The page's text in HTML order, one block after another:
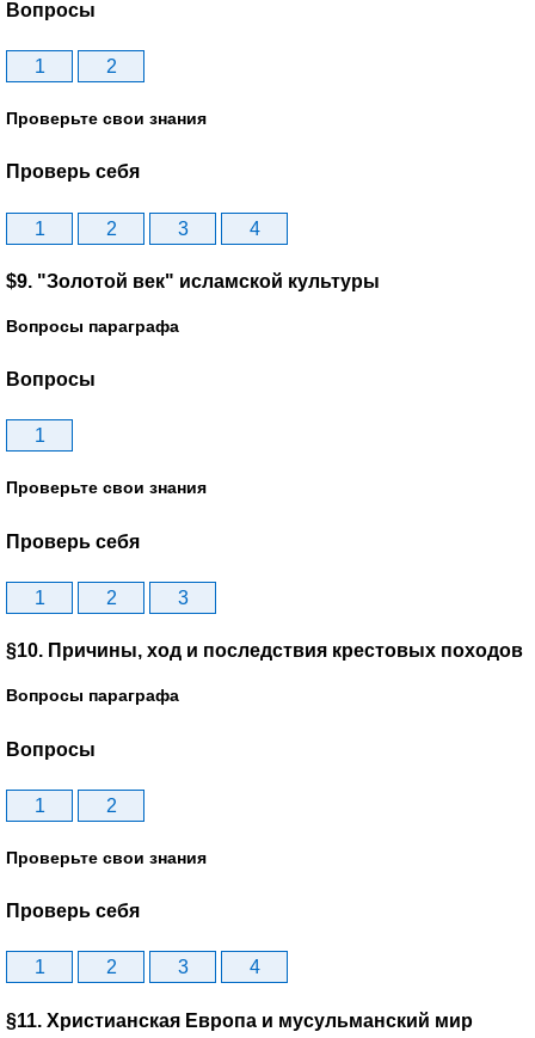
Вопросы
1 2
Проверьте свои знания
Проверь себя
1 2 3 4
$9. "Золотой век" исламской культуры
Вопросы параграфа
Вопросы
1
Проверьте свои знания
Проверь себя
1 2 3
§10. Причины, ход и последствия крестовых походов
Вопросы параграфа
Вопросы
1 2
Проверьте свои знания
Проверь себя
1 2 3 4
§11. Христианская Европа и мусульманский мир